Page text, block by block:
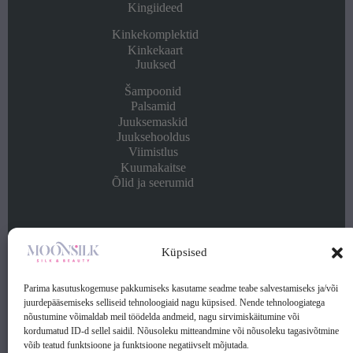
Küpsised
Parima kasutuskogemuse pakkumiseks kasutame seadme teabe salvestamiseks ja/või
juurdepääsemiseks selliseid tehnoloogiaid nagu küpsised. Nende tehnoloogiatega
nõustumine võimaldab meil töödelda andmeid, nagu sirvimiskäitumine või
kordumatud ID-d sellel saidil. Nõusoleku mitteandmine või nõusoleku tagasivõtmine
võib teatud funktsioone ja funktsioone negatiivselt mõjutada.
Kingiideed
Kinkekomplektid
Kinkekaart
Juuksed
Šampoonid
Palsamid
Juuksemaskid
Juuksehooldus
Viimistlus
Kuumakaitse
Õlid ja seerumid
Kontakt
Privaatsuspoliitika
Kontakt: